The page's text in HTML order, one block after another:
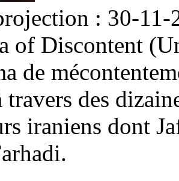
: 30-
of Discontent
de
travers des
iraniens dont